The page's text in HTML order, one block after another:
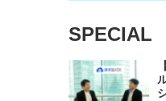
SPECIAL